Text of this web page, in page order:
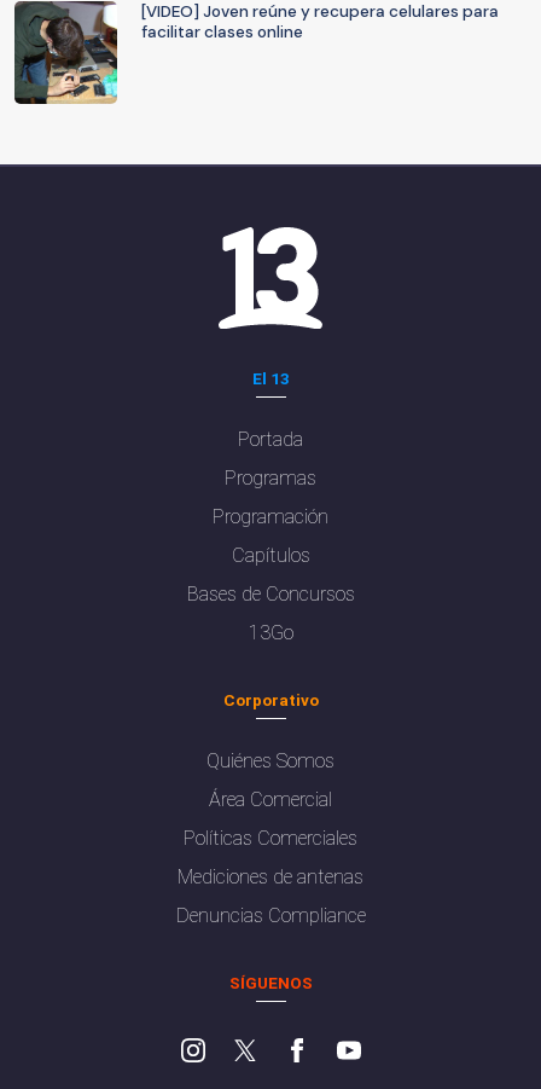
[VIDEO] Joven reúne y recupera celulares para
facilitar clases online
El 13
Portada
Programas
Programación
Capítulos
Bases de Concursos
13Go
Corporativo
Quiénes Somos
Área Comercial
Políticas Comerciales
Mediciones de antenas
Denuncias Compliance
SÍGUENOS